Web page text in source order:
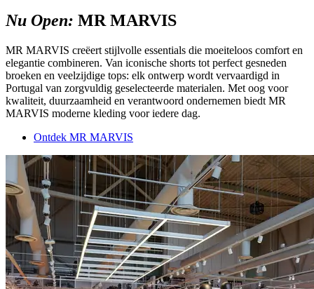
Nu Open: MR MARVIS
MR MARVIS creëert stijlvolle essentials die moeiteloos comfort en
elegantie combineren. Van iconische shorts tot perfect gesneden
broeken en veelzijdige tops: elk ontwerp wordt vervaardigd in
Portugal van zorgvuldig geselecteerde materialen. Met oog voor
kwaliteit, duurzaamheid en verantwoord ondernemen biedt MR
MARVIS moderne kleding voor iedere dag.
Ontdek MR MARVIS